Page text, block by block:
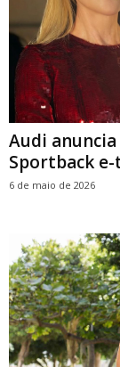
Audi
Sportback
6 de maio de 2026